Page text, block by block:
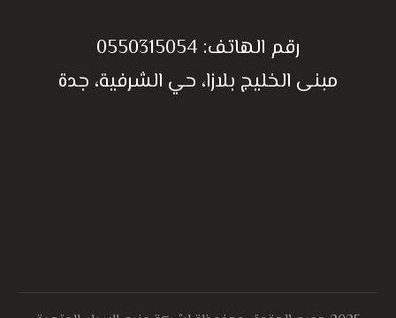
رقم الهاتف: 0550315054
مبنى الخليج بلازا، حي الشرفية، جدة